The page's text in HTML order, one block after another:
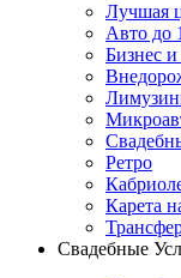
Лучшая
Авто до
Бизнес
Ретро
Карета
Свадебные